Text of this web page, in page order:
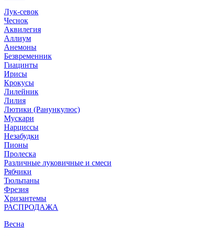
Лук-севок
Чеснок
Аквилегия
Аллиум
Анемоны
Безвременник
Гиацинты
Ирисы
Крокусы
Лилейник
Лилия
Лютики (Ранункулюс)
Мускари
Нарцисcы
Незабудки
Пионы
Пролеска
Различные луковичные и смеси
Рябчики
Тюльпаны
Фрезия
Хризантемы
РАСПРОДАЖА
Весна